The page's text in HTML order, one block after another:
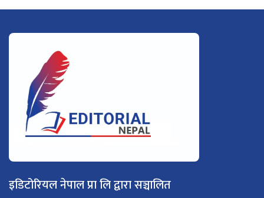
इडिटोरियल नेपाल प्रा लि द्वारा सञ्चालित